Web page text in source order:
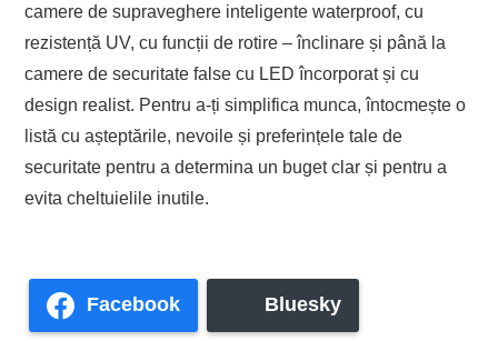
camere de supraveghere inteligente waterproof, cu
rezistență UV, cu funcții de rotire – înclinare și până la
camere de securitate false cu LED încorporat și cu
design realist. Pentru a-ți simplifica munca, întocmește o
listă cu așteptările, nevoile și preferințele tale de
securitate pentru a determina un buget clar și pentru a
evita cheltuielile inutile.
Facebook Bluesky